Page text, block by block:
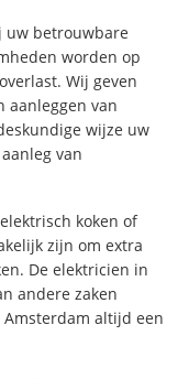
uw betrouwbare
worden op
Wij geven
aanleggen van
wijze uw
van
koken of
zijn om extra
De elektricien in
andere zaken
altijd een